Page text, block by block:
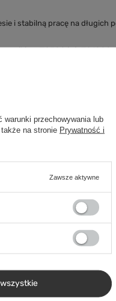
i stabilną pracę na długich
TC500 lub TC1000
Ron
Przedni
Bee
warunki przechowywania lub
na stronie Prywatność i
Zawsze aktywne